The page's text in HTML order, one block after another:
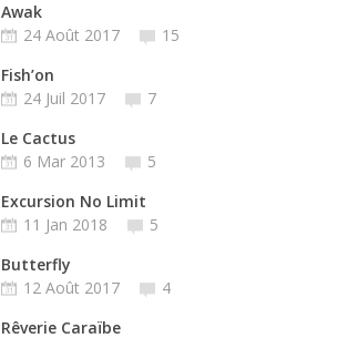
Awak
24 Août 2017
15
Fish’on
24 Juil 2017
7
Le Cactus
6 Mar 2013
5
Excursion No Limit
11 Jan 2018
5
Butterfly
12 Août 2017
4
Rêverie Caraïbe